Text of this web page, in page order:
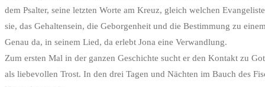
dem Psalter, seine letzten Worte am Kreuz, gleich welchen
sie, das Gehaltensein, die Geborgenheit und die Bestimmung zu
Genau da, in seinem Lied, da erlebt Jona eine Verwandlung.
Zum ersten Mal in der ganzen Geschichte sucht er den Kontakt zu
als liebevollen Trost. In den drei Tagen und Nächten im Bauch des